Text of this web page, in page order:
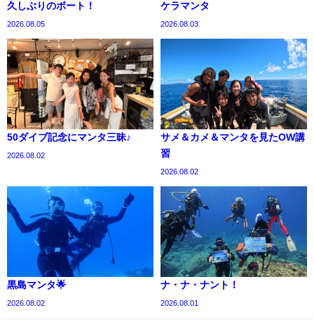
久しぶりのボート！
2026.08.05
ケラマンタ
2026.08.03
50ダイブ記念にマンタ三昧♪
2026.08.02
サメ＆カメ＆マンタを見たOW講
習
2026.08.02
黒島マンタ🌟
2026.08.02
ナ・ナ・ナント！
2026.08.01